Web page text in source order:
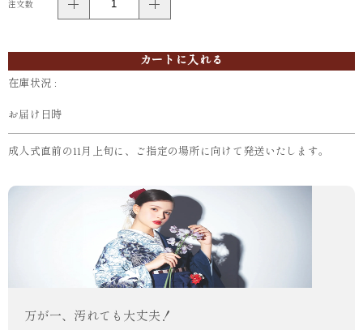
注文数
カートに入れる
在庫状況 :
お届け日時
成人式直前の11月上旬に、ご指定の場所に向けて発送いたします。
万が一、汚れても大丈夫！